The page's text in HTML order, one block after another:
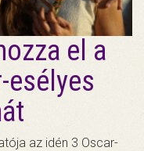
el a
esélyes
az idén 3 Oscar-